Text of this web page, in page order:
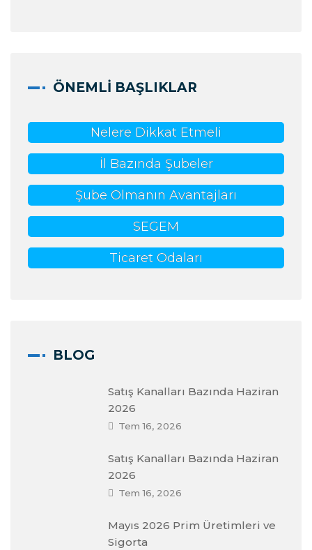
ÖNEMLI BAŞLIKLAR
Nelere Dikkat Etmeli
İl Bazında Şubeler
Şube Olmanın Avantajları
SEGEM
Ticaret Odaları
BLOG
Satış Kanalları Bazında Haziran
2026
Tem 16, 2026
Satış Kanalları Bazında Haziran
2026
Tem 16, 2026
Mayıs 2026 Prim Üretimleri ve
Sigorta